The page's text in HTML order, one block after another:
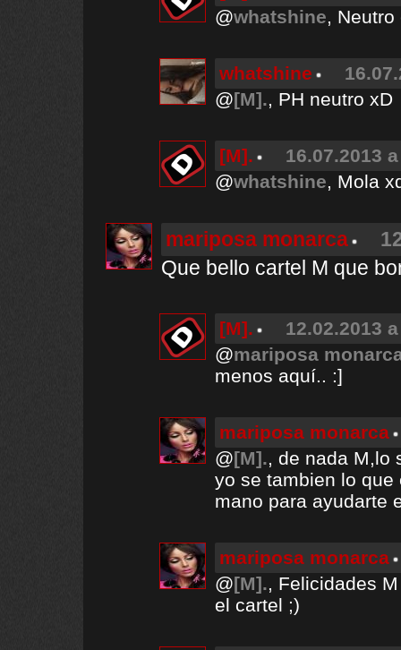
@whatshine, Neutro
whatshine
@[M]., PH neutro xD
[M].
16.07.2013
@whatshine, Mola
mariposa monarca
Que bello cartel M que
[M].
12.02.2013
@mariposa
menos aquí.. :]
mariposa monarca
@[M]., de nada M,lo
yo se tambien lo
mano para ayudarte
mariposa monarca
@[M]., Felicidades
el cartel ;)